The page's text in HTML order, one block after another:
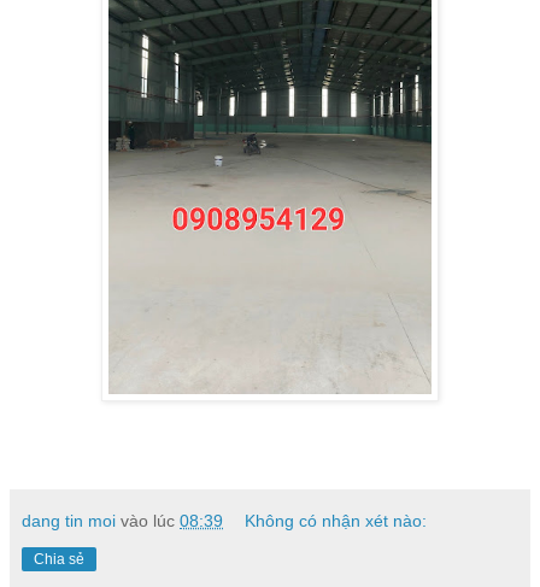
dang tin moi vào lúc 08:39 Không có nhận xét nào:
Chia sẻ